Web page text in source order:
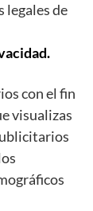
legales de
.
con el fin
visualizas